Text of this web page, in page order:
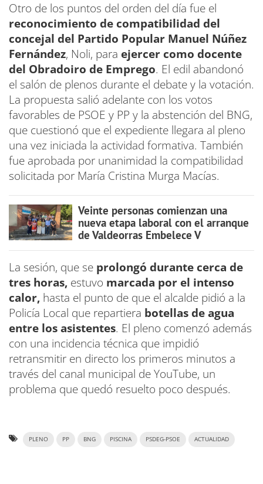
Otro de los puntos del orden del día fue el
reconocimiento de compatibilidad del
concejal del Partido Popular Manuel Núñez
Fernández, Noli, para ejercer como docente
del Obradoiro de Emprego. El edil abandonó
el salón de plenos durante el debate y la votación.
La propuesta salió adelante con los votos
favorables de PSOE y PP y la abstención del BNG,
que cuestionó que el expediente llegara al pleno
una vez iniciada la actividad formativa. También
fue aprobada por unanimidad la compatibilidad
solicitada por María Cristina Murga Macías.
Veinte personas comienzan una
nueva etapa laboral con el arranque
de Valdeorras Embelece V
La sesión, que se prolongó durante cerca de
tres horas, estuvo marcada por el intenso
calor, hasta el punto de que el alcalde pidió a la
Policía Local que repartiera botellas de agua
entre los asistentes. El pleno comenzó además
con una incidencia técnica que impidió
retransmitir en directo los primeros minutos a
través del canal municipal de YouTube, un
problema que quedó resuelto poco después.
PLENO PP BNG PISCINA PSDEG-PSOE ACTUALIDAD